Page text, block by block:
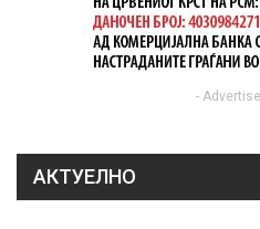
-
АКТУЕЛНО